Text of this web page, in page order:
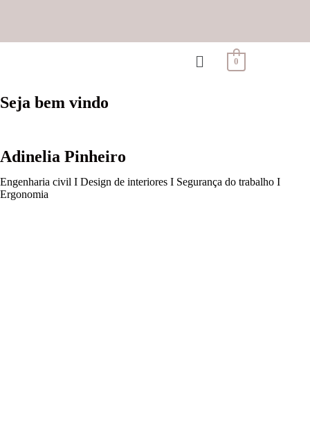
0
Seja bem vindo
Adinelia Pinheiro
Engenharia civil I Design de interiores I Segurança do trabalho I
Ergonomia